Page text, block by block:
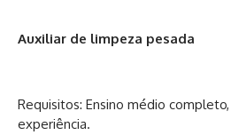
Auxiliar de limpeza pesada
Requisitos: Ensino médio
experiência.